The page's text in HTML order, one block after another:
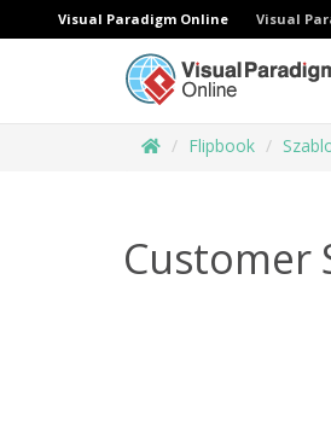
Visual Paradigm Online Visual
Flipbook
Customer